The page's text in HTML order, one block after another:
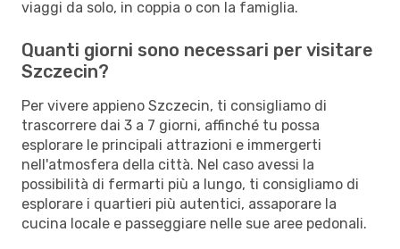
viaggi da solo, in coppia o con la famiglia.
Quanti giorni sono necessari per visitare
Szczecin?
Per vivere appieno Szczecin, ti consigliamo di
trascorrere dai 3 a 7 giorni, affinché tu possa
esplorare le principali attrazioni e immergerti
nell'atmosfera della città. Nel caso avessi la
possibilità di fermarti più a lungo, ti consigliamo di
esplorare i quartieri più autentici, assaporare la
cucina locale e passeggiare nelle sue aree pedonali.